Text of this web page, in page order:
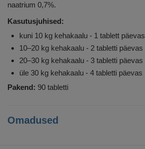
naatrium 0,7%.
Kasutusjuhised:
kuni 10 kg kehakaalu - 1 tablett päevas
10–20 kg kehakaalu - 2 tabletti päevas
20–30 kg kehakaalu - 3 tabletti päevas
üle 30 kg kehakaalu - 4 tabletti päevas
Pakend: 90 tabletti
Omadused